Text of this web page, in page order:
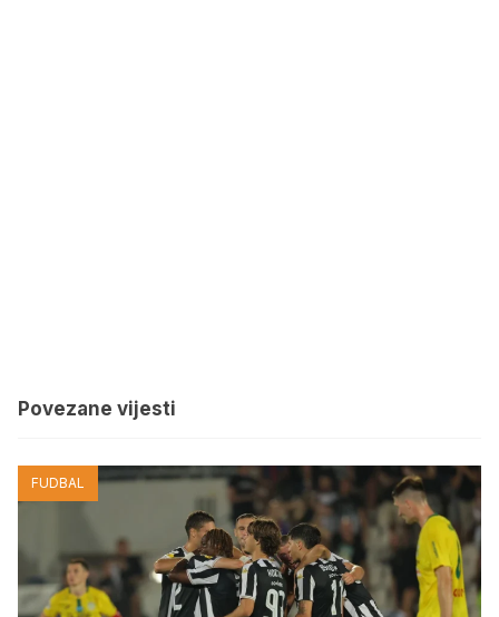
Povezane vijesti
FUDBAL